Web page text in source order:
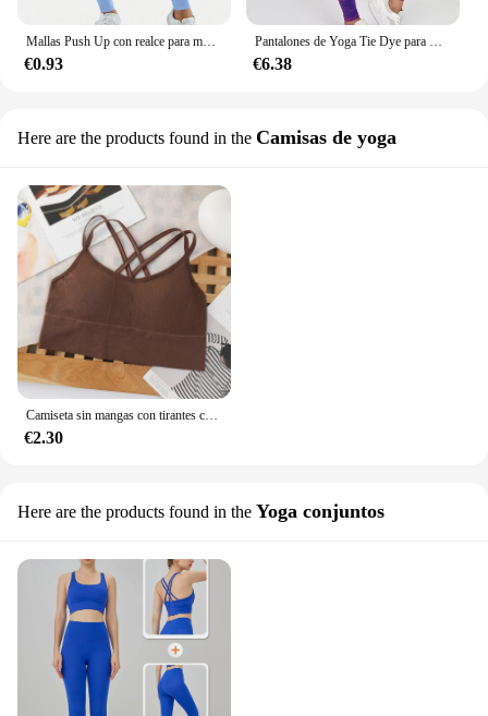
Mallas Push Up con realce para mujer, Leggings sexys para gimnasio, deporte, Fitness, levantamiento de glúteos, pantalones de Yoga
€0.93
Pantalones de Yoga Tie Dye para mujer, mallas deportivas sin costuras de cintura alta, Push Up, mallas de entrenamiento para Fitness, ropa de gimnasio, novedad de 2023
€6.38
Here are the products found in the Camisas de yoga
Camiseta sin mangas con tirantes cruzados en la espalda para mujer, Sujetador deportivo de realce para correr, transpirable, suave, Fitness, belleza, Color sólido, sujetador de Yoga
€2.30
Here are the products found in the Yoga conjuntos